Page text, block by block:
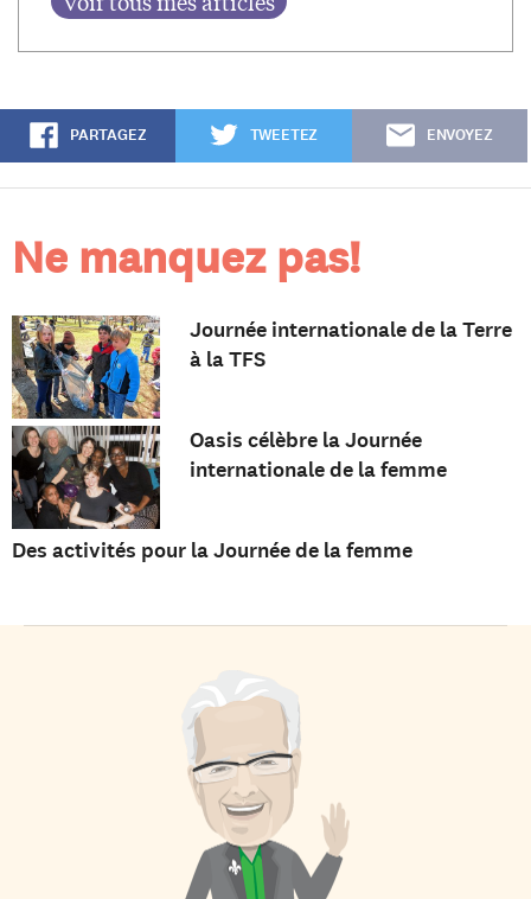
PARTAGEZ TWEETEZ ENVOYEZ
Ne manquez pas!
Journée internationale de la Terre
à la TFS
Oasis célèbre la Journée
internationale de la femme
Des activités pour la Journée de la femme